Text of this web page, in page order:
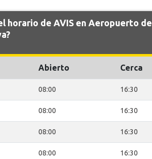
horario de AVIS en Aeropuerto de
Abierto Cerca
08:00 16:30
08:00 16:30
08:00 16:30
08:00 16:30